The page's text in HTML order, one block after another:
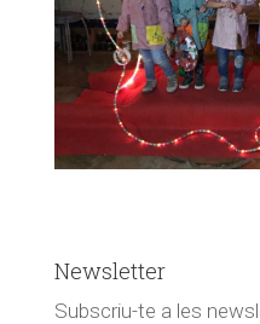
Newsletter
Subscriu-te a les